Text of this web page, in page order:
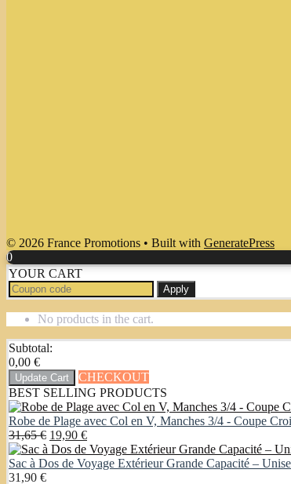
© 2026 France Promotions • Built with GeneratePress
0
YOUR CART
Apply
No products in the cart.
Subtotal:
0,00 €
Update Cart
CHECKOUT
BEST SELLING PRODUCTS
Robe de Plage avec Col en V, Manches 3/4 - Coupe
31,65€ Original
price
was:
19,90 €Current
price
is:
Sac à Dos de Voyage Extérieur Grande Capacité –
31,90 €